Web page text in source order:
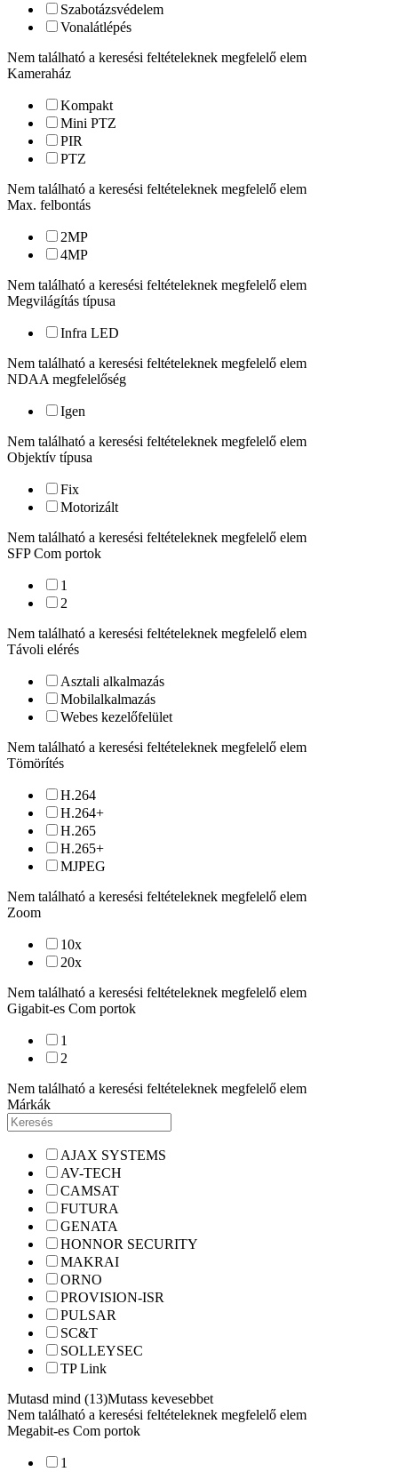
Szabotázsvédelem
Vonalátlépés
Nem található a keresési feltételeknek megfelelő elem
Kameraház
Kompakt
Mini PTZ
PIR
PTZ
Nem található a keresési feltételeknek megfelelő elem
Max. felbontás
2MP
4MP
Nem található a keresési feltételeknek megfelelő elem
Megvilágítás típusa
Infra LED
Nem található a keresési feltételeknek megfelelő elem
NDAA megfelelőség
Igen
Nem található a keresési feltételeknek megfelelő elem
Objektív típusa
Fix
Motorizált
Nem található a keresési feltételeknek megfelelő elem
SFP Com portok
1
2
Nem található a keresési feltételeknek megfelelő elem
Távoli elérés
Asztali alkalmazás
Mobilalkalmazás
Webes kezelőfelület
Nem található a keresési feltételeknek megfelelő elem
Tömörítés
H.264
H.264+
H.265
H.265+
MJPEG
Nem található a keresési feltételeknek megfelelő elem
Zoom
10x
20x
Nem található a keresési feltételeknek megfelelő elem
Gigabit-es Com portok
1
2
Nem található a keresési feltételeknek megfelelő elem
Márkák
AJAX SYSTEMS
AV-TECH
CAMSAT
FUTURA
GENATA
HONNOR SECURITY
MAKRAI
ORNO
PROVISION-ISR
PULSAR
SC&T
SOLLEYSEC
TP Link
Mutasd mind (13)Mutass kevesebbet
Nem található a keresési feltételeknek megfelelő elem
Megabit-es Com portok
1